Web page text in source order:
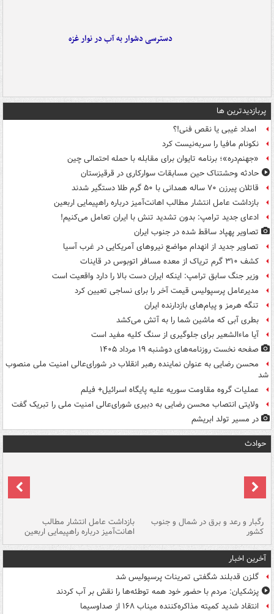
دسترسی دشوار به آب در نوار غزه
پربازدیدترین ها
امداد غیبی یا نقص فنی!؟
نکونام مافیا را سربه‌نیست کرد
«جهنم‌دره»؛ برنامه تایوان برای مقابله با حمله احتمالی چین
حادثه وحشتناک حین مسابقات سوارکاری در قرقیزستان
قاتلان پیرزن ۷۰ ساله همدانی با ۵۰ گرم طلا دستگیر شدند
بازداشت عامل انتشار مطالب اهانت‌آمیز درباره راهپیمایی اربعین
ادعای جدید ترامپ: بدون تشدید تنش با ایران تعامل می‌کنیم!
تصاویر پهپاد ساقط شده در جنوب ایران
تصاویر جدید از انهدام مواضع نیروهای آمریکایی در غرب آسیا
کشف ۳۱۰ گرم تریاک از معده مسافر اتوبوس در قاینات
وزیر جنگ سابق ترامپ: اینکه ایران دست بالا را دارد واقعیت است
مدیرعامل پرسپولیس قیمت آخر را برای نساجی تعیین کرد
تنگه هرمز و پیام‌های بازدارنده ایران
بطری آبی که ماشین شما را به آتش می‌کشد
آیا ماءالشعیر برای جلوگیری از سنگ کلیه مفید است
صفحه نخست روزنامه‌های دوشنبه ۱۹ مرداد ۱۴۰۵
محسن رضایی به عنوان نماینده رهبر انقلاب در شورای‌عالی امنیت ملی منصوب
شد
عملیات گروه مقاومت سوریه علیه پایگاه اسرائیل+ فیلم
ولایتی انتصاب محسن رضایی به دبیری شورای‌عالی امنیت ملی را تبریک گفت
در مسیر تولد ابریشم
حوادث
رگبار و رعد و برق در شمال و جنوب
کشور
بازداشت عامل انتشار مطالب
اهانت‌آمیز درباره راهپیمایی اربعین
آخرین اخبار
گلزن قدبلند شگفتی تمرینات پرسپولیس شد
پزشکیان: مردم با حضور خود همه توطئه‌ها را نقش بر آب کردند
انتقاد شدید کمیته مذاکره‌کننده میناب ۱۶۸ از صداوسیما